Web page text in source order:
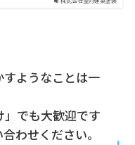
すようなことは一
」でも大歓迎です
わせください。